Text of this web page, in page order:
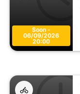
Soon -
06/09/2026
20:00